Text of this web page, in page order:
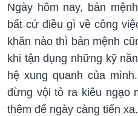
Ngày hôm nay, bản
bất cứ điều gì về công
khăn nào thì bản mệnh
khi tận dụng những kỹ
hệ xung quanh của
đừng vội tỏ ra kiêu ngạo
thêm để ngày càng tiến xa.